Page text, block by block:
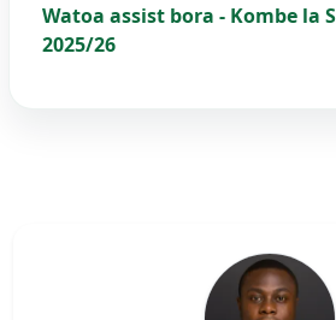
Watoa assist bora - Kombe la
2025/26